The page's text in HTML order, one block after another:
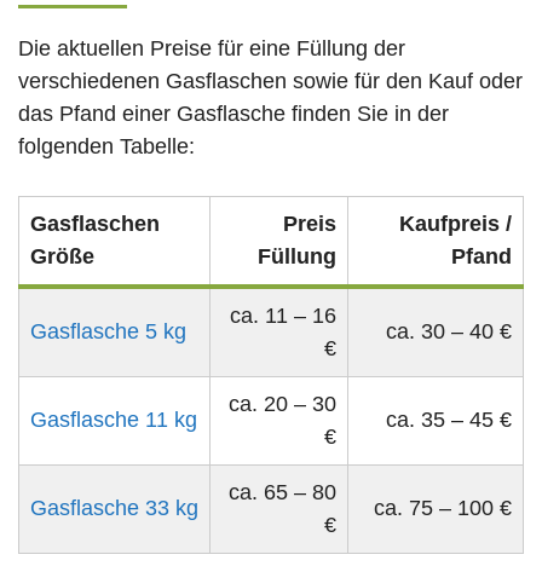
Die aktuellen Preise für eine Füllung der
verschiedenen Gasflaschen sowie für den Kauf oder
das Pfand einer Gasflasche finden Sie in der
folgenden Tabelle:
Gasflaschen
Größe
Preis
Füllung
Kaufpreis /
Pfand
Gasflasche 5 kg
ca. 11 – 16
€
ca. 30 – 40 €
Gasflasche 11 kg
ca. 20 – 30
€
ca. 35 – 45 €
Gasflasche 33 kg
ca. 65 – 80
€
ca. 75 – 100 €